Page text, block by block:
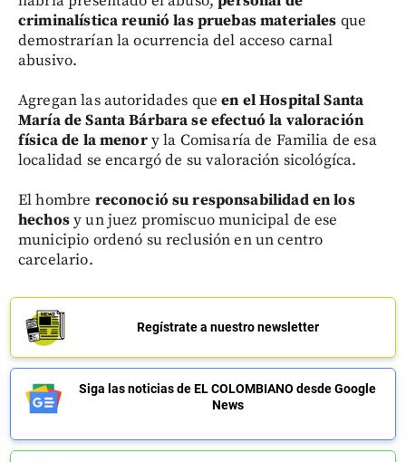
criminalística reunió las pruebas materiales que
demostrarían la ocurrencia del acceso carnal
abusivo.
Agregan las autoridades queen el Hospital Santa
María de Santa Bárbara se efectuó la valoración
física de la menory la Comisaría de Familia de esa
localidad se encargó de su valoración sicológíca.
El hombre reconoció su responsabilidad en los
hechosy un juez promiscuo municipal de ese
municipio ordenó su reclusión en un centro
carcelario.
Regístrate a nuestro newsletter
Siga las noticias de EL COLOMBIANO desde Google
News